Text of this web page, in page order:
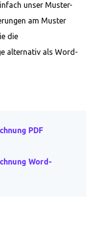
unser Muster-
am Muster
die
alternativ als Word-
PDF
Word-